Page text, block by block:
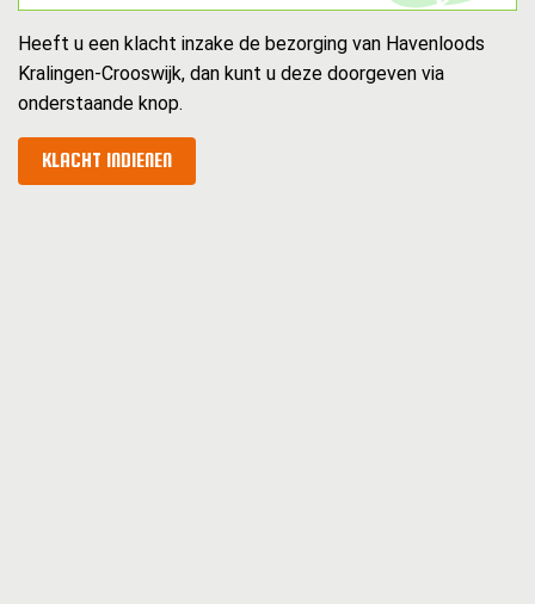
Heeft u een klacht inzake de bezorging van Havenloods
Kralingen-Crooswijk, dan kunt u deze doorgeven via
onderstaande knop.
KLACHT INDIENEN